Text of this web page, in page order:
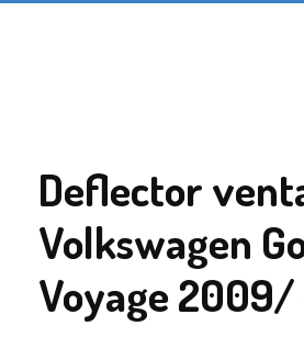
Deflector
Volkswagen
Voyage 2009/